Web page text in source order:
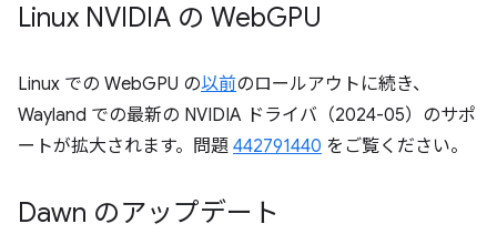
Linux NVIDIA の WebGPU
Linux での WebGPU の以前のロールアウトに続き、
Wayland での最新の NVIDIA ドライバ（2024-05）のサポ
ートが拡大されます。問題 442791440 をご覧ください。
Dawn のアップデート